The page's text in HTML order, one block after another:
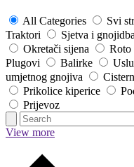
All Categories Svi
Traktori
Sjetva i gnojidba
Okretači sijena
Roto
Plugovi
Balirke
umjetnog gnojiva
Prikolice kiperice
Prijevoz
View more